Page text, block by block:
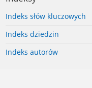
Indeks słów kluczowych
Indeks dziedzin
Indeks autorów